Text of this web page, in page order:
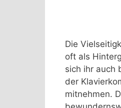
Die
oft als
sich ihr auch
der
mitnehmen.